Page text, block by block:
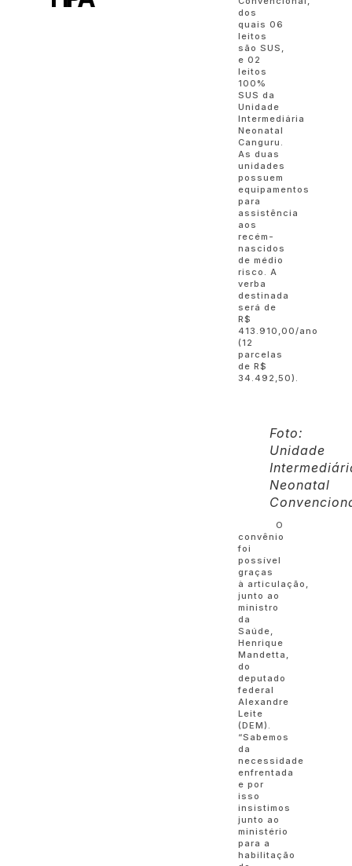
dos
quais 06
leitos
são SUS,
e 02
leitos
100%
SUS da
Unidade
Intermediária
Neonatal
Canguru.
As duas
unidades
possuem
equipamentos
para
assistência
aos
recém-
nascidos
de médio
risco. A
verba
destinada
será de
R$
413.910,00/ano
(12
parcelas
de R$
34.492,50).
Foto:
Unidade
Neonatal
O
convênio
foi
possível
graças
à articulação,
junto ao
ministro
da
Saúde,
Henrique
Mandetta,
do
deputado
federal
Alexandre
Leite
(DEM).
“Sabemos
da
necessidade
enfrentada
e por
isso
insistimos
junto ao
ministério
para a
habilitação